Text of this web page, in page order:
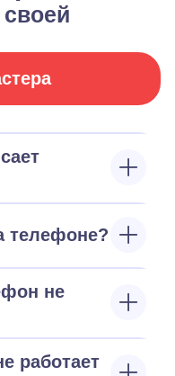
телефоне?
не
работает